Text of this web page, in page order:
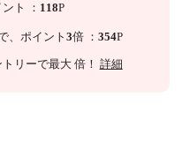
ト ： 118P
、 ポイント 3倍 ： 354P
トリーで最大 倍！ 詳細